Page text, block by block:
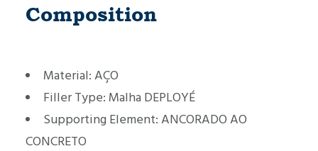
Composition
Material: AÇO
Filler Type: Malha DEPLOYÉ
Supporting Element: ANCORADO AO
CONCRETO